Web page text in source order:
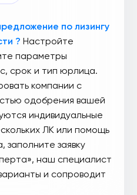
по лизингу
? Настройте
параметры
срок и тип юрлица.
компании с
одобрения вашей
индивидуальные
ЛК или помощь
заполните заявку
наш специалист
и сопроводит